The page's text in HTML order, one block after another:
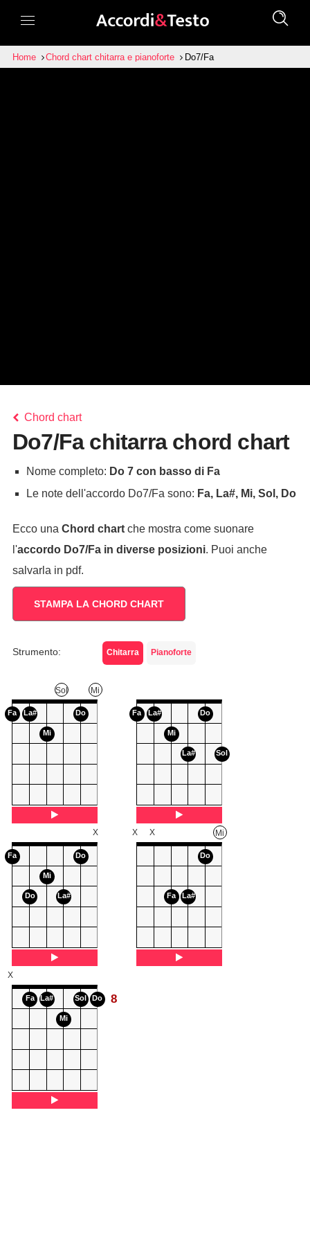
Home Chord chart chitarra e pianoforte Do7/Fa
Chord chart
Do7/Fa chitarra chord chart
Nome completo: Do 7 con basso di Fa
Le note dell'accordo Do7/Fa sono: Fa, La#, Mi, Sol, Do
Ecco una Chord chartche mostra come suonare
l'accordo Do7/Fain diverse posizioni. Puoi anche
salvarla in pdf.
STAMPA LA CHORD CHART
Strumento: Chitarra Pianoforte
Fa La#
Mi
Sol
Do
Mi
Fa La#
Mi
La#
Do
Sol
Fa
Do
Mi
La#
Do
X
Fa La#
Do
Mi
X X
Fa La#
Mi
Sol Do
X
8